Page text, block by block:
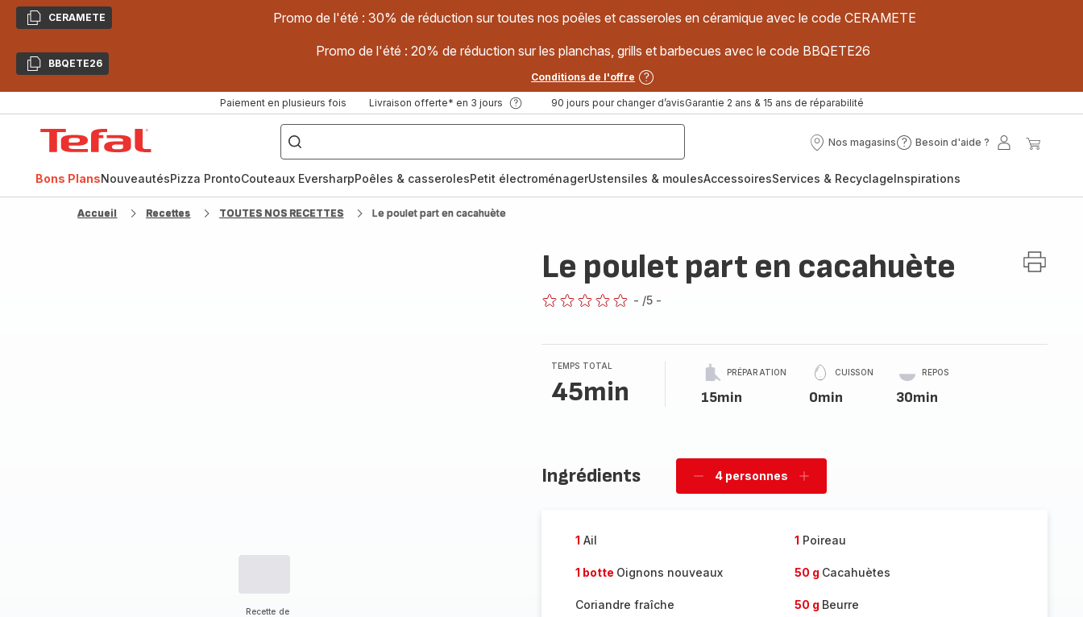
CopierCERAMETE Promo de l'été : 30% de réduction sur toutes nos poêles et casseroles en céramique avec le code CERAMETE
CopierBBQETE26
Promo de l'été : 20% de réduction sur les planchas, grills et barbecues avec le code BBQETE26
Conditions de l'offre
Paiement en plusieurs fois Livraison offerte* en 3 jours 90 jours pour changer d’avisGarantie 2 ans & 15 ans de réparabilité
["Poêles
inox,
Cake
Factory,
Nos magasins
Nos
Besoin d'aide ?
Besoin
?
Mon
Bons PlansNouveautésPizza ProntoCouteaux EversharpPoêles & casserolesPetit électroménagerUstensiles & moulesAccessoiresServices & RecyclageInspirations
Accueil Recettes TOUTES NOS RECETTES Le poulet part en cacahuète
Recette de
Le poulet part en cacahuète
- /5 -
TEMPS TOTAL
45min
PRÉPARATION
15min
CUISSON
0min
REPOS
30min
Ingrédients
Supprimer
4 personnes
Ajouter
1 Ail 1 Poireau
1 botte Oignons nouveaux 50 g Cacahuètes
Coriandre fraîche 50 g Beurre